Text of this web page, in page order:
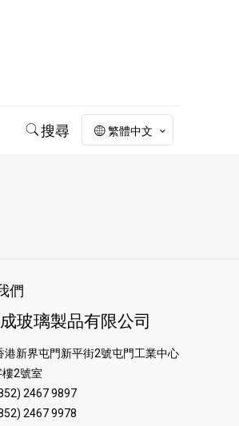
搜尋 繁體中文
們
玻璃製品有限公司
港新界屯門新平街2號屯門工業中心
樓2號室
2467 9897
2467 9978